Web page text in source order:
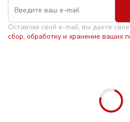
Оставляя свой e-mail, вы даете
сбор, обработку и хранение ваших